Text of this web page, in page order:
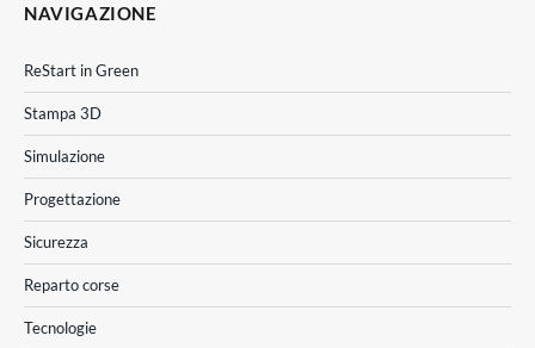
NAVIGAZIONE
ReStart in Green
Stampa 3D
Simulazione
Progettazione
Sicurezza
Reparto corse
Tecnologie